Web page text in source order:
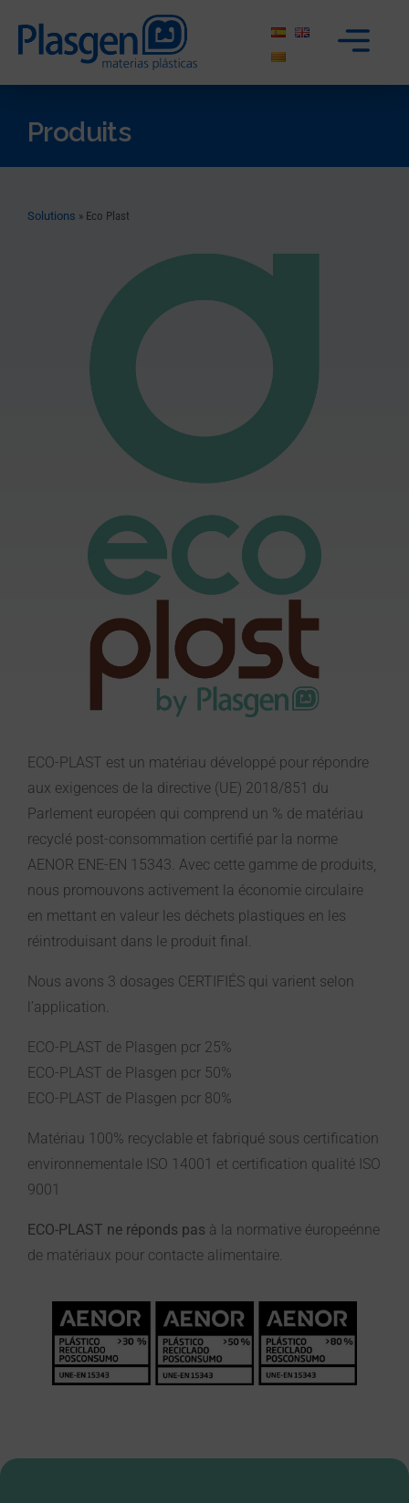
Produits
Solutions » Eco Plast
ECO-PLAST est un matériau développé pour répondre
aux exigences de la directive (UE) 2018/851 du
Parlement européen qui comprend un % de matériau
recyclé post-consommation certifié par la norme
AENOR ENE-EN 15343. Avec cette gamme de produits,
nous promouvons activement la économie circulaire
en mettant en valeur les déchets plastiques en les
réintroduisant dans le produit final.
Nous avons 3 dosages CERTIFIÉS qui varient selon
l’application.
ECO-PLAST de Plasgen pcr 25%
ECO-PLAST de Plasgen pcr 50%
ECO-PLAST de Plasgen pcr 80%
Matériau 100% recyclable et fabriqué sous certification
environnementale ISO 14001 et certification qualité ISO
9001
ECO-PLAST ne réponds pas à la normative éuropeénne
de matériaux pour contacte alimentaire.